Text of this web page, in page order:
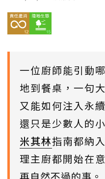
一位廚師能引動
地到餐桌，一句
又能如何注入永
還只是少數人的
米其林指南都納
理主廚都開始在